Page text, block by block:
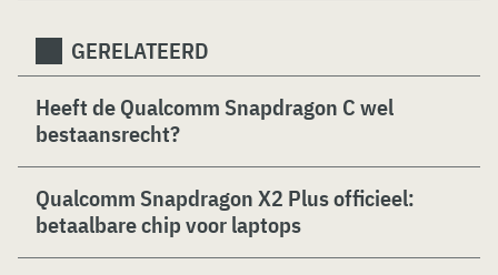
GERELATEERD
Heeft de Qualcomm Snapdragon C wel
bestaansrecht?
Qualcomm Snapdragon X2 Plus officieel:
betaalbare chip voor laptops